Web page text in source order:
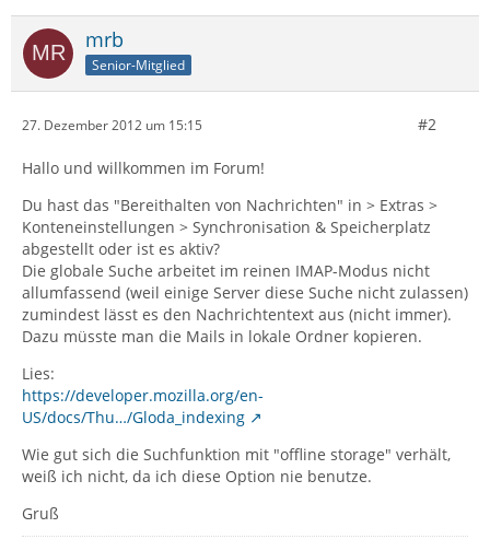
mrb
Senior-Mitglied
27. Dezember 2012 um 15:15 #2
Hallo und willkommen im Forum!
Du hast das "Bereithalten von Nachrichten" in > Extras >
Konteneinstellungen > Synchronisation & Speicherplatz
abgestellt oder ist es aktiv?
Die globale Suche arbeitet im reinen IMAP-Modus nicht
allumfassend (weil einige Server diese Suche nicht zulassen)
zumindest lässt es den Nachrichtentext aus (nicht immer).
Dazu müsste man die Mails in lokale Ordner kopieren.
Lies:
https://developer.mozilla.org/en-
US/docs/Thu…/Gloda_indexing
Wie gut sich die Suchfunktion mit "offline storage" verhält,
weiß ich nicht, da ich diese Option nie benutze.
Gruß